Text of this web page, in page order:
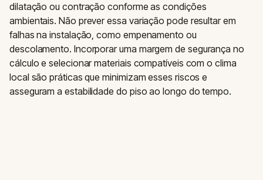
dilatação ou contração conforme as condições
ambientais. Não prever essa variação pode resultar em
falhas na instalação, como empenamento ou
descolamento. Incorporar uma margem de segurança no
cálculo e selecionar materiais compatíveis com o clima
local são práticas que minimizam esses riscos e
asseguram a estabilidade do piso ao longo do tempo.